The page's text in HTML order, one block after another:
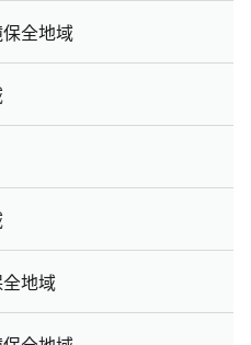
全地域
地域